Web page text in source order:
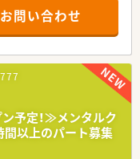
副作用に関する情報の
ます。
PMDA(医薬品医療機器
せします。
お問い合わせ
予定！≫メンタルク
間以上のパート募集